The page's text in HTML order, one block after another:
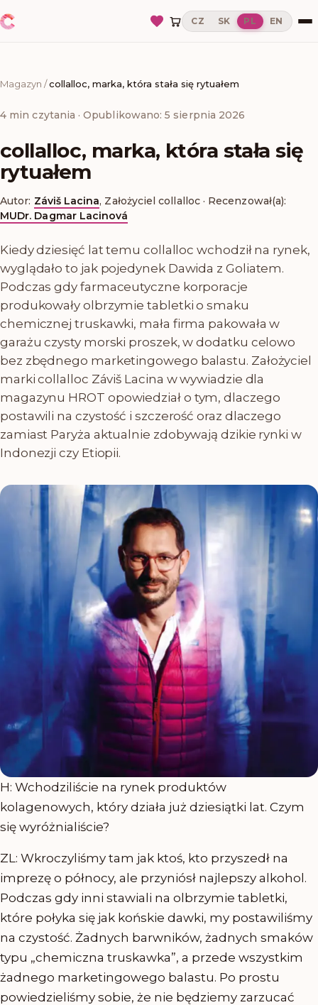
CZ SK PL EN
Magazyn /collalloc, marka, która stała się rytuałem
4 min czytania · Opublikowano: 5 sierpnia 2026
collalloc, marka, która stała się
rytuałem
Autor: Záviš Lacina, Założyciel collalloc· Recenzował(a):
MUDr. Dagmar Lacinová
Kiedy dziesięć lat temu collalloc wchodził na rynek,
wyglądało to jak pojedynek Dawida z Goliatem.
Podczas gdy farmaceutyczne korporacje
produkowały olbrzymie tabletki o smaku
chemicznej truskawki, mała firma pakowała w
garażu czysty morski proszek, w dodatku celowo
bez zbędnego marketingowego balastu. Założyciel
marki collalloc Záviš Lacina w wywiadzie dla
magazynu HROT opowiedział o tym, dlaczego
postawili na czystość i szczerość oraz dlaczego
zamiast Paryża aktualnie zdobywają dzikie rynki w
Indonezji czy Etiopii.
H: Wchodziliście na rynek produktów
kolagenowych, który działa już dziesiątki lat. Czym
się wyróżnialiście?
ZL: Wkroczyliśmy tam jak ktoś, kto przyszedł na
imprezę o północy, ale przyniósł najlepszy alkohol.
Podczas gdy inni stawiali na olbrzymie tabletki,
które połyka się jak końskie dawki, my postawiliśmy
na czystość. Żadnych barwników, żadnych smaków
typu „chemiczna truskawka”, a przede wszystkim
żadnego marketingowego balastu. Po prostu
powiedzieliśmy sobie, że nie będziemy zarzucać